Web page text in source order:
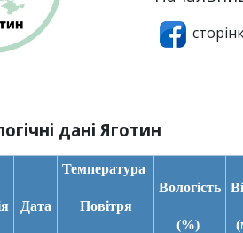
дані Яготин
Дата
Температура
Повітря
Вологість
(%)